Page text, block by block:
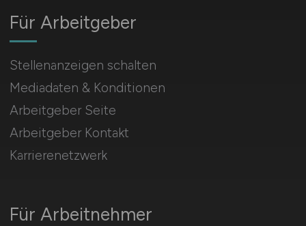
Für Arbeitnehmer
Für Arbeitgeber
Stellenanzeigen schalten
Mediadaten & Konditionen
Arbeitgeber Seite
Arbeitgeber Kontakt
Karrierenetzwerk